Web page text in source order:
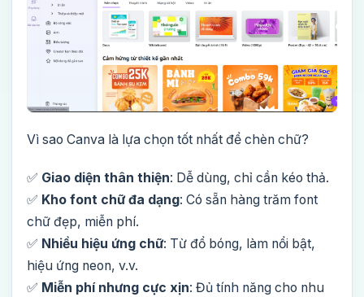
Vì sao Canva là lựa chọn tốt nhất để chèn chữ?
✅ Giao diện thân thiện: Dễ dùng, chỉ cần kéo thả.
✅ Kho font chữ đa dạng: Có sẵn hàng trăm font
chữ đẹp, miễn phí.
✅ Nhiều hiệu ứng chữ: Từ đổ bóng, làm nổi bật,
hiệu ứng neon, v.v.
✅ Miễn phí nhưng cực xịn: Đủ tính năng cho nhu